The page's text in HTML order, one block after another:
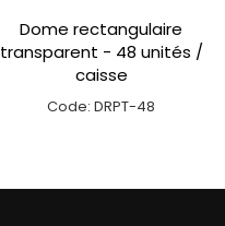
Dome rectangulaire
transparent - 48 unités /
caisse
Code: DRPT-48